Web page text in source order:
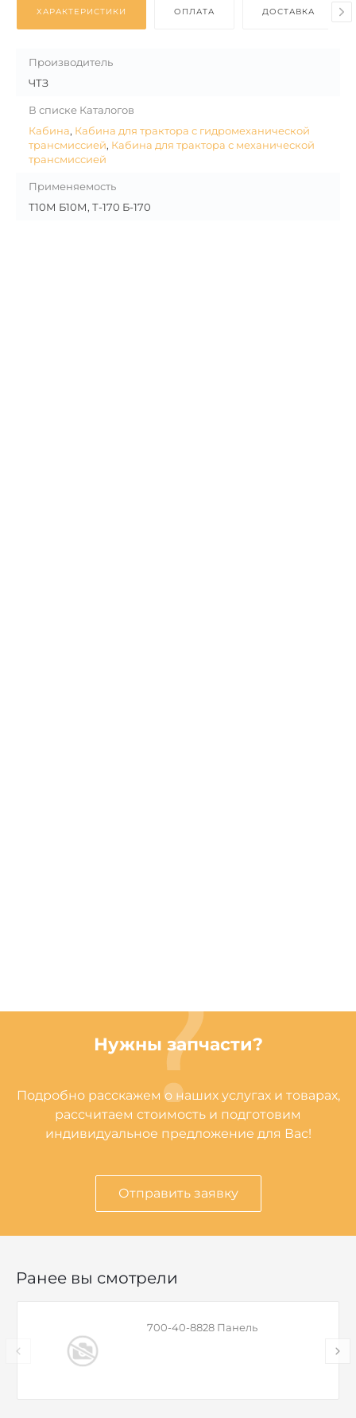
ХАРАКТЕРИСТИКИ ОПЛАТА ДОСТАВКА
Производитель
ЧТЗ
В списке Каталогов
Кабина, Кабина для трактора с гидромеханической
трансмиссией, Кабина для трактора с механической
трансмиссией
Применяемость
Т10М Б10М, Т-170 Б-170
Нужны запчасти?
Подробно расскажем о наших услугах и товарах,
рассчитаем стоимость и подготовим
индивидуальное предложение для Вас!
Отправить заявку
Ранее вы смотрели
700-40-8828 Панель